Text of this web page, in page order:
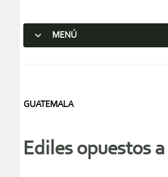
MENÚ
GUATEMALA
Ediles opuestos